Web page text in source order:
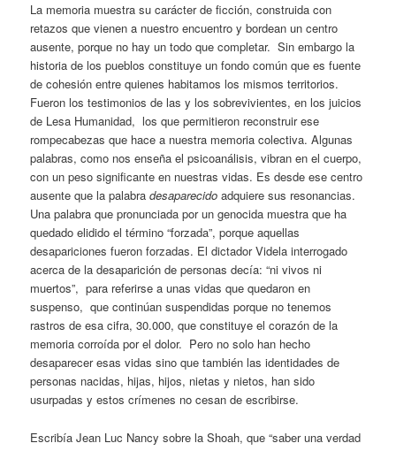
La memoria muestra su carácter de ficción, construida con
retazos que vienen a nuestro encuentro y bordean un centro
ausente, porque no hay un todo que completar. Sin embargo la
historia de los pueblos constituye un fondo común que es fuente
de cohesión entre quienes habitamos los mismos territorios.
Fueron los testimonios de las y los sobrevivientes, en los juicios
de Lesa Humanidad, los que permitieron reconstruir ese
rompecabezas que hace a nuestra memoria colectiva. Algunas
palabras, como nos enseña el psicoanálisis, vibran en el cuerpo,
con un peso significante en nuestras vidas. Es desde ese centro
ausente que la palabradesaparecido adquiere sus resonancias.
Una palabra que pronunciada por un genocida muestra que ha
quedado elidido el término “forzada”, porque aquellas
desapariciones fueron forzadas. El dictador Videla interrogado
acerca de la desaparición de personas decía: “ni vivos ni
muertos”, para referirse a unas vidas que quedaron en
suspenso, que continúan suspendidas porque no tenemos
rastros de esa cifra, 30.000, que constituye el corazón de la
memoria corroída por el dolor. Pero no solo han hecho
desaparecer esas vidas sino que también las identidades de
personas nacidas, hijas, hijos, nietas y nietos, han sido
usurpadas y estos crímenes no cesan de escribirse.
Escribía Jean Luc Nancy sobre la Shoah, que “saber una verdad